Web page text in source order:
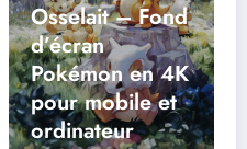
Osselait – Fond
d’écran
Pokémon en 4K
pour mobile et
ordinateur